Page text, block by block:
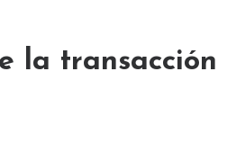
la transacción